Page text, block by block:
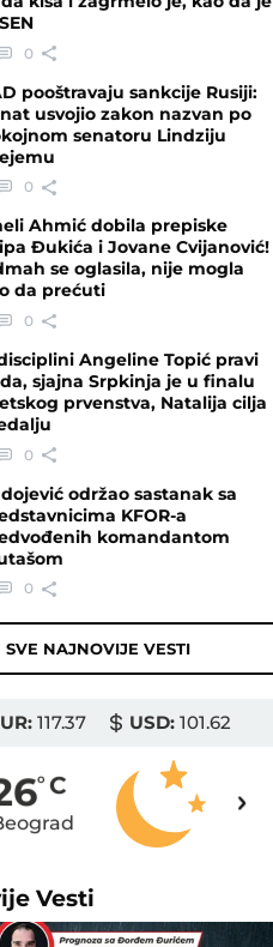
- Vesti - Telegraf.rs
0
pooštravaju sankcije Rusiji:
usvojio zakon nazvan po
senatoru Lindziju
0
Ahmić dobila prepiske
Đukića i Jovane Cvijanović!
se oglasila, nije mogla
da prećuti
0
Angeline Topić pravi
sjajna Srpkinja je u finalu
prvenstva, Natalija cilja
0
održao sastanak sa
KFOR-a
komandantom
0
SVE NAJNOVIJE VESTI
117.37 USD: 101.62
o C
Vesti